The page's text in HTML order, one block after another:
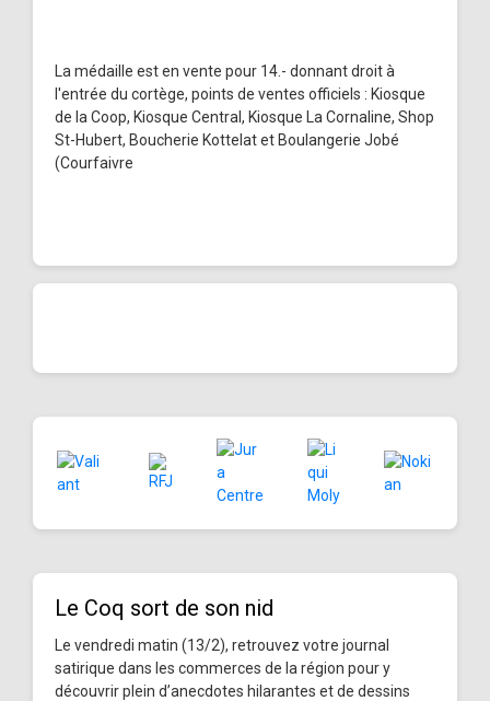
La médaille est en vente pour 14.- donnant droit à
l'entrée du cortège, points de ventes officiels : Kiosque
de la Coop, Kiosque Central, Kiosque La Cornaline, Shop
St-Hubert, Boucherie Kottelat et Boulangerie Jobé
(Courfaivre
Le Coq sort de son nid
Le vendredi matin (13/2), retrouvez votre journal
satirique dans les commerces de la région pour y
découvrir plein d’anecdotes hilarantes et de dessins